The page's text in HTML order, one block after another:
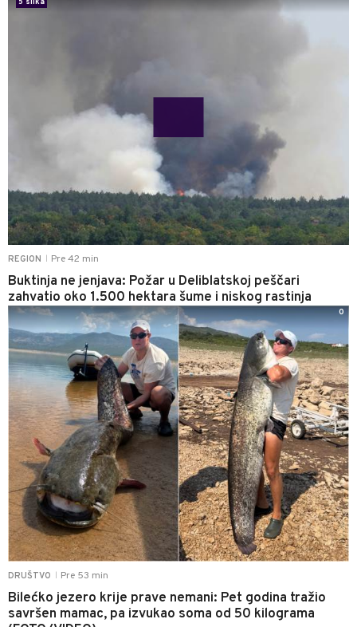
REGION Pre 42 min
Buktinja ne jenjava: Požar u Deliblatskoj peščari
zahvatio oko 1.500 hektara šume i niskog rastinja
5 slika
DRUŠTVO Pre 53 min
Bilećko jezero krije prave nemani: Pet godina tražio
savršen mamac, pa izvukao soma od 50 kilograma
0